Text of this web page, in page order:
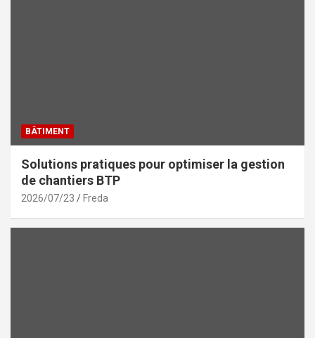
BÂTIMENT
Solutions pratiques pour optimiser la gestion
de chantiers BTP
2026/07/23 Freda